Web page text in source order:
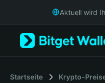
Русский
Italiano
Aktuell wird
Startseite Krypto-